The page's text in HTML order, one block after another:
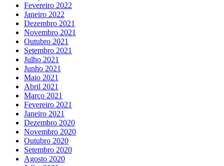
Fevereiro 2022
Janeiro 2022
Dezembro 2021
Novembro 2021
Outubro 2021
Setembro 2021
Julho 2021
Junho 2021
Maio 2021
Abril 2021
Março 2021
Fevereiro 2021
Janeiro 2021
Dezembro 2020
Novembro 2020
Outubro 2020
Setembro 2020
Agosto 2020